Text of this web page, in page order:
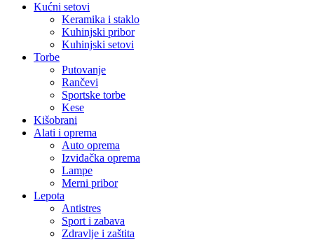
Kućni setovi
Keramika i staklo
Kuhinjski pribor
Kuhinjski setovi
Torbe
Putovanje
Rančevi
Sportske torbe
Kese
Kišobrani
Alati i oprema
Auto oprema
Izviđačka oprema
Lampe
Merni pribor
Lepota
Antistres
Sport i zabava
Zdravlje i zaštita